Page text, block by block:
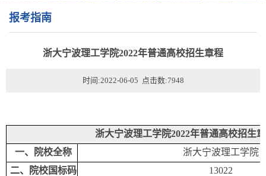
报考指南
浙大宁波理工学院2022年普通高校招生章程
时间:2022-06-05 点击数:7948
浙大宁波理工学院2022年普通高校招生
一、院校全称
浙大宁波理工学院
二、院校国标码
13022